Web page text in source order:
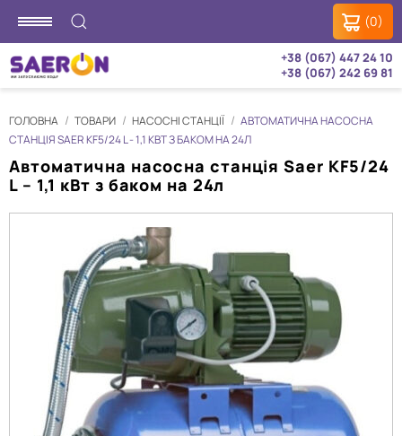
(0)
+38 (067) 447 24 10
+38 (067) 242 69 81
ГОЛОВНА ТОВАРИ НАСОСНІ СТАНЦІЇ
АВТОМАТИЧНА НАСОСНА
СТАНЦІЯ SAER KF5/24 L - 1,1 КВТ З БАКОМ НА 24Л
Автоматична насосна станція Saer KF5/24
L – 1,1 кВт з баком на 24л